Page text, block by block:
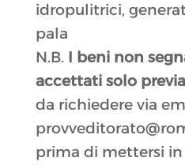
idropulitrici,
pala
N.B. I beni non
accettati solo
da richiedere via
prima di mettersi in